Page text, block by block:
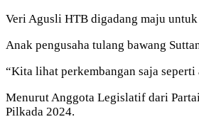
Veri Agusli HTB digadang maju
Anak pengusaha tulang bawang
“Kita lihat perkembangan saja
Menurut Anggota Legislatif dari
Pilkada 2024.